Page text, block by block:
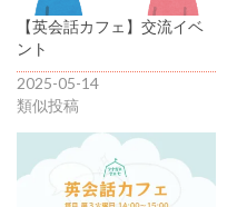
【英会話カフェ】交流イベ
ント
2025-05-14
類似投稿